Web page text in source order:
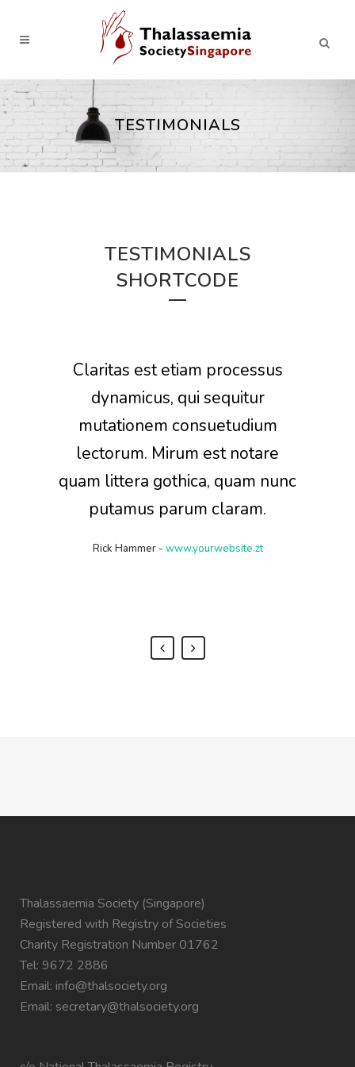
TESTIMONIALS
TESTIMONIALS
SHORTCODE
Lorem ipsum dolor sit amet,
feugiat delicata liberavisse id
cum, no quo maiorum
intellegebat, liber regione eu
sit. Mea cu case ludus integre,
vide viderer eleifend ex mea.
Claritas est etiam processus
dynamicus, qui sequitur
mutationem consuetudium
lectorum. Mirum est notare
quam littera gothica, quam nunc
putamus parum claram.
Rick Hammer- www.yourwebsite.zt
Thalassaemia Society (Singapore)
Registered with Registry of Societies
Charity Registration Number 01762
Tel: 9672 2886
Email: info@thalsociety.org
Email: secretary@thalsociety.org